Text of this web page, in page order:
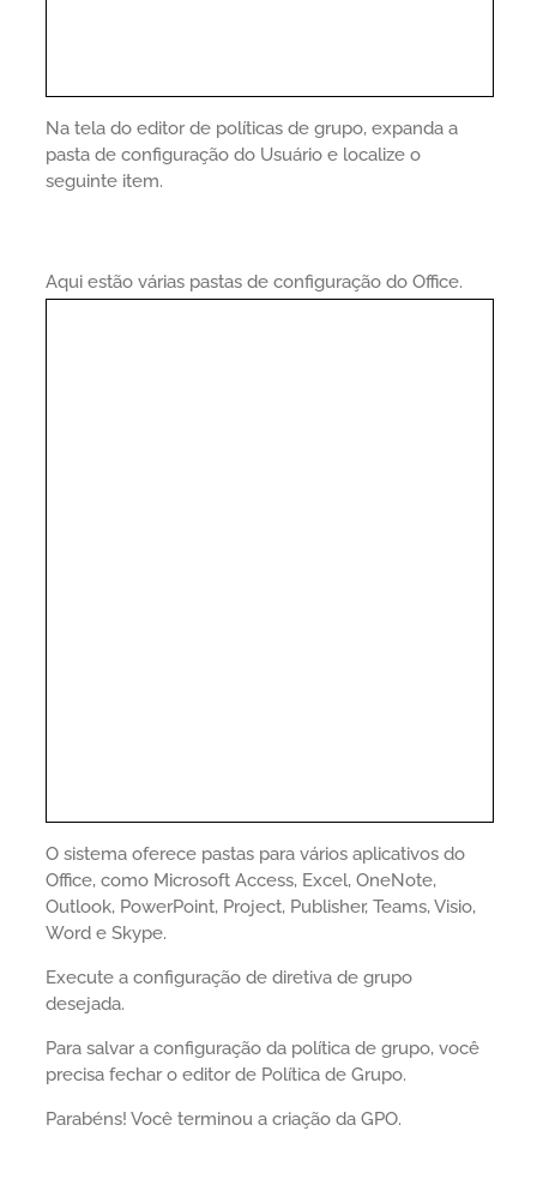
Na tela do editor de políticas de grupo, expanda a
pasta de configuração do Usuário e localize o
seguinte item.
Aqui estão várias pastas de configuração do Office.
O sistema oferece pastas para vários aplicativos do
Office, como Microsoft Access, Excel, OneNote,
Outlook, PowerPoint, Project, Publisher, Teams, Visio,
Word e Skype.
Execute a configuração de diretiva de grupo
desejada.
Para salvar a configuração da política de grupo, você
precisa fechar o editor de Política de Grupo.
Parabéns! Você terminou a criação da GPO.